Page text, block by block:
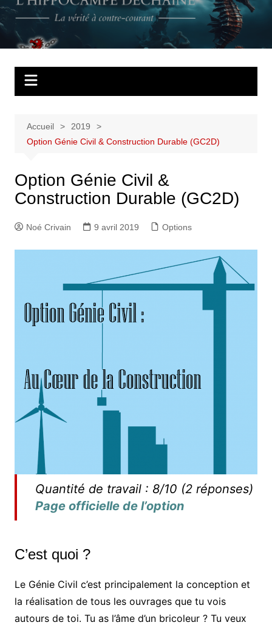
Aller
au
contenu
L'Hippocampe
déchaîné
La vérité à contre courant
Accueil
2019
Option Génie Civil & Construction Durable (GC2D)
Option Génie Civil &
Construction Durable (GC2D)
Noé Crivain 9 avril 2019 Options
Quantité de travail : 8/10 (2 réponses)
Page officielle de l’option
C’est quoi ?
Le Génie Civil c’est principalement la conception et
la réalisation de tous les ouvrages que tu vois
autours de toi. Tu as l’âme d’un bricoleur ? Tu veux